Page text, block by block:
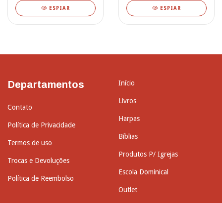
ESPIAR ESPIAR
Departamentos
Contato
Política de Privacidade
Termos de uso
Trocas e Devoluções
Política de Reembolso
Início
Livros
Harpas
Bíblias
Produtos P/ Igrejas
Escola Dominical
Outlet